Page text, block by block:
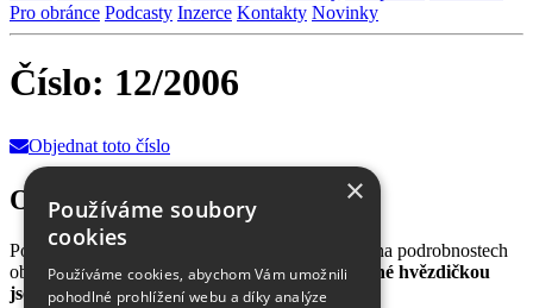
Pro obránce Podcasty Inzerce Kontakty Novinky
Číslo: 12/2006
Objednat toto číslo
Objednání čísla 12/2006:
Pošlete nám Vaše kontakty a poté se domluvíme na podrobnostech
objednávky nebo předplatného.Položky označené hvězdičkou
jsou povinné.
×
Používáme soubory
cookies
Používáme cookies, abychom Vám umožnili
pohodlné prohlížení webu a díky analýze